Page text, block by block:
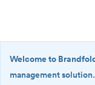
Welcome to
management solution.